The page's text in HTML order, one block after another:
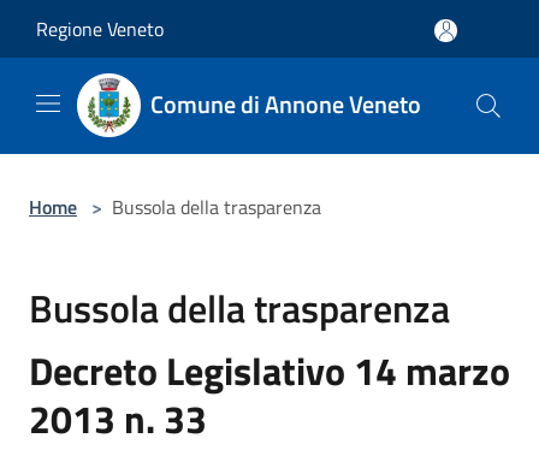
Regione Veneto
Comune di Annone Veneto
Home > Bussola della trasparenza
Bussola della trasparenza
Decreto Legislativo 14 marzo
2013 n. 33